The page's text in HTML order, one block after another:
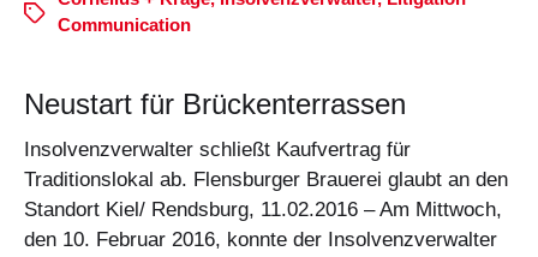
Communication
Neustart für Brückenterrassen
Insolvenzverwalter schließt Kaufvertrag für
Traditionslokal ab. Flensburger Brauerei glaubt an den
Standort Kiel/ Rendsburg, 11.02.2016 – Am Mittwoch,
den 10. Februar 2016, konnte der Insolvenzverwalter